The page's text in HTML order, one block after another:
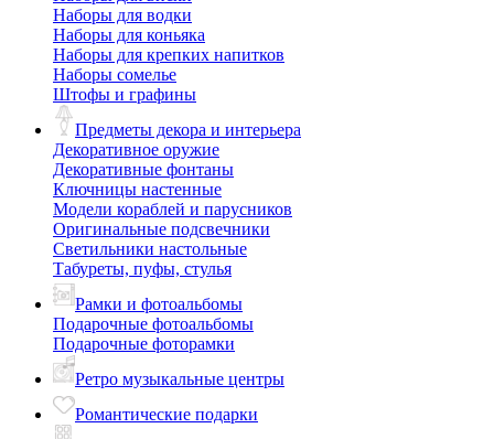
Наборы для водки
Наборы для коньяка
Наборы для крепких напитков
Наборы сомелье
Штофы и графины
Предметы декора и интерьера
Декоративное оружие
Декоративные фонтаны
Ключницы настенные
Модели кораблей и парусников
Оригинальные подсвечники
Светильники настольные
Табуреты, пуфы, стулья
Рамки и фотоальбомы
Подарочные фотоальбомы
Подарочные фоторамки
Ретро музыкальные центры
Романтические подарки